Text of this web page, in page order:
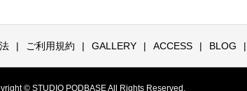
ご利用規約 GALLERY ACCESS BLOG
© STUDIO PODBASE All Rights Reserved.